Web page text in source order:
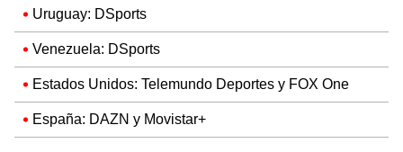
Uruguay: DSports
Venezuela: DSports
Estados Unidos: Telemundo Deportes y FOX One
España: DAZN y Movistar+